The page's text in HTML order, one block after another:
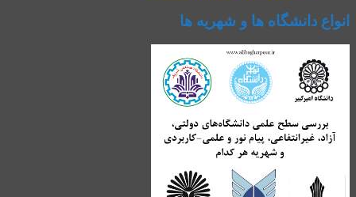
انواع دانشگاه ها و شهریه ها